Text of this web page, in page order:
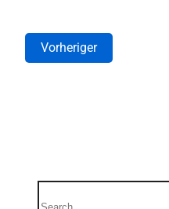
Vorheriger